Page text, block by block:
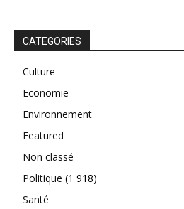
CATEGORIES
Culture
Economie
Environnement
Featured
Non classé
Politique (1 918)
Santé